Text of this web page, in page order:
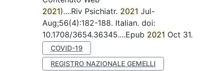
2021)....Riv Psichiatr. 2021 Jul-
Aug;56(4):182-188. Italian. doi:
10.1708/3654.36345....Epub 2021 Oct 31.
COVID-19
REGISTRO NAZIONALE GEMELLI